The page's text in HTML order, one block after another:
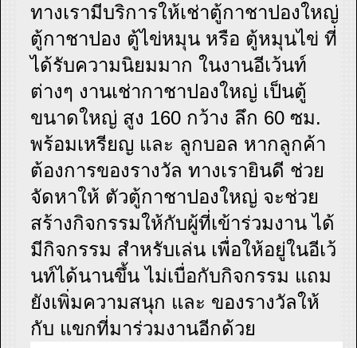
ทางเรามีบริการให้เช่าตู้กาชาปองใหญ่
ตู้กาชาปอง ตู้ไข่หมุน หรือ ตู้หมุนไข่ ที่
ได้รับความนิยมมาก ในงานอีเว้นท์
ต่างๆ งานเช่ากาชาปองใหญ่ เป็นตู้
ขนาดใหญ่ สูง 160 กว้าง ลึก 60 ซม.
พร้อมเหรียญ และ ลูกบอล หากลูกค้า
ต้องการของรางวัล ทางเรายินดี ช่วย
จัดหาให้ ตัวตู้กาชาปองใหญ่ จะช่วย
สร้างกิจกรรมให้กับผู้ที่เข้าร่วมงาน ได้
มีกิจกรรม สำหรับเล่น เพื่อให้อยู่ในอีเว้
นท์ได้นานขึ้น ไม่เบื่อกับกิจกรรม แถม
ยังเพิ่มความสนุก และ ของรางวัลให้
กับ แขกที่มาร่วมงานอีกด้วย